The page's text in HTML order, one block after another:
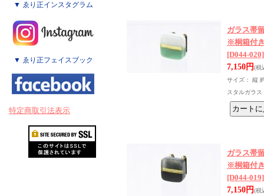
▼ ゑり正インスタグラム
▼ ゑり正フェイスブック
特定商取引法表示
ガラス帯
※桐箱付
[D044-020]
7,150円(税
サイズ： 縦
スタルガラ
ガラス帯
※桐箱付
[D044-019]
7,150円(税